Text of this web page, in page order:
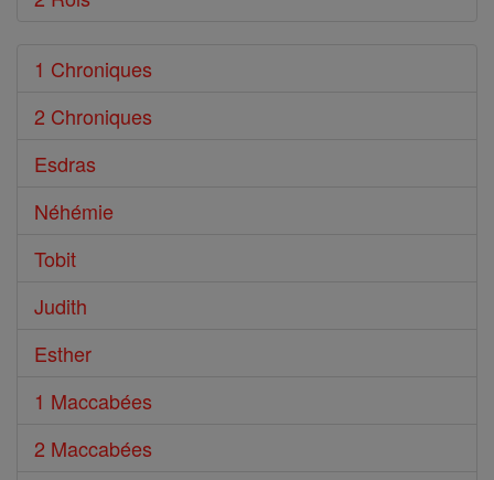
1 Chroniques
2 Chroniques
Esdras
Néhémie
Tobit
Judith
Esther
1 Maccabées
2 Maccabées